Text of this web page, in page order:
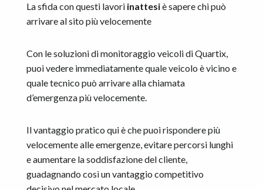
La sfida con questi lavori inattesiè sapere chi può
arrivare al sito più velocemente
Con le soluzioni di monitoraggio veicoli di Quartix,
puoi vedere immediatamente quale veicolo è vicino e
quale tecnico può arrivare alla chiamata
d’emergenza più velocemente.
Il vantaggio pratico qui è che puoi rispondere più
velocemente alle emergenze, evitare percorsi lunghi
e aumentare la soddisfazione del cliente,
guadagnando così un vantaggio competitivo